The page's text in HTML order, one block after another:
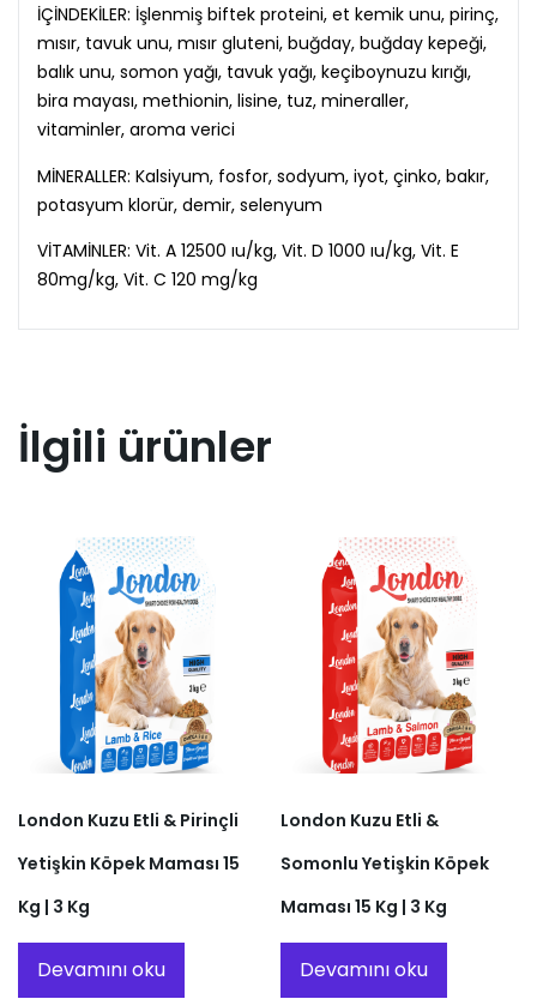
İÇİNDEKİLER: İşlenmiş biftek proteini, et kemik unu, pirinç,
mısır, tavuk unu, mısır gluteni, buğday, buğday kepeği,
balık unu, somon yağı, tavuk yağı, keçiboynuzu kırığı,
bira mayası, methionin, lisine, tuz, mineraller,
vitaminler, aroma verici
MİNERALLER: Kalsiyum, fosfor, sodyum, iyot, çinko, bakır,
potasyum klorür, demir, selenyum
VİTAMİNLER: Vit. A 12500 ıu/kg, Vit. D 1000 ıu/kg, Vit. E
80mg/kg, Vit. C 120 mg/kg
İlgili ürünler
London Kuzu Etli & Pirinçli
Yetişkin Köpek Maması 15
Kg | 3 Kg
Devamını oku
London Kuzu Etli &
Somonlu Yetişkin Köpek
Maması 15 Kg | 3 Kg
Devamını oku